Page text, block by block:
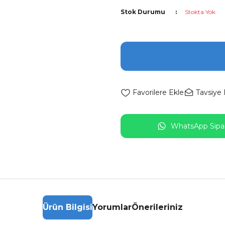
Stok Durumu
Stokta Yok
Tavsiye
WhatsApp
Ürün BilgisiYorumlarÖnerileriniz